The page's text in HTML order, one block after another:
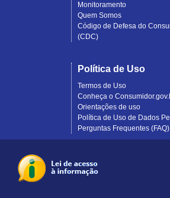
Monitoramento
Quem Somos
Código de Defesa do
(CDC)
Política de Uso
Termos de Uso
Conheça o
Orientações de uso
Política de Uso de Dados
Perguntas Frequentes (FAQ)